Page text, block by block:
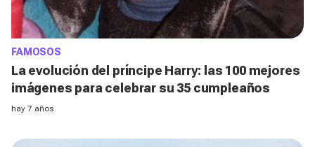
FAMOSOS
La evolución del príncipe Harry: las 100 mejores
imágenes para celebrar su 35 cumpleaños
hay 7 años